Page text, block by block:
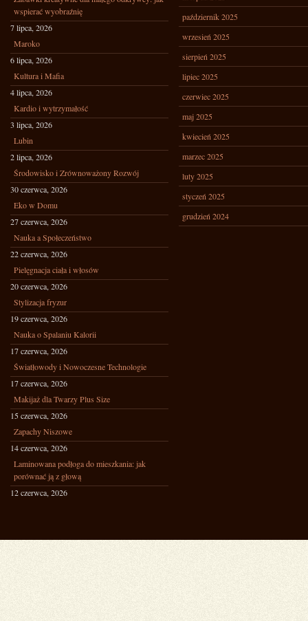
wspierać wyobraźnię
7 lipca, 2026
Maroko
6 lipca, 2026
Kultura i Mafia
4 lipca, 2026
Kardio i wytrzymałość
3 lipca, 2026
Lubin
2 lipca, 2026
Środowisko i Zrównoważony Rozwój
30 czerwca, 2026
Eko w Domu
27 czerwca, 2026
Nauka a Społeczeństwo
22 czerwca, 2026
Pielęgnacja ciała i włosów
20 czerwca, 2026
Stylizacja fryzur
19 czerwca, 2026
Nauka o Spalaniu Kalorii
17 czerwca, 2026
Światłowody i Nowoczesne Technologie
17 czerwca, 2026
Makijaż dla Twarzy Plus Size
15 czerwca, 2026
Zapachy Niszowe
14 czerwca, 2026
Laminowana podłoga do mieszkania: jak
porównać ją z głową
12 czerwca, 2026
październik 2025
wrzesień 2025
sierpień 2025
lipiec 2025
czerwiec 2025
maj 2025
kwiecień 2025
marzec 2025
luty 2025
styczeń 2025
grudzień 2024